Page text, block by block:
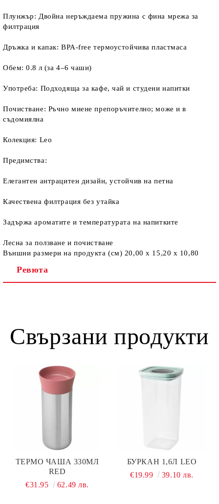
Плунжър: Двойна неръждаема пружина с фина мрежа за
филтрация
Дръжка и капак: BPA-free термоустойчива пластмаса
Обем: 0.8 л (за 4–6 чаши)
Употреба: Подходяща за кафе, чай и студени напитки
Почистване: Ръчно миене препоръчително; може и в
съдомиялна
Колекция: Leo
Предимства:
Елегантен антрацитен дизайн, устойчив на петна
Качествена филтрация без утайка
Задържа ароматите и температурата на напитките
Лесна за ползване и почистване
Външни размери на продукта (см) 20,00 x 15,20 x 10,80
Ревюта
Свързани продукти
ТЕРМО ЧАША 330МЛ
RED
€31.95
62.49 лв.
БУРКАН 1,6Л LEO
€19.99
39.10 лв.